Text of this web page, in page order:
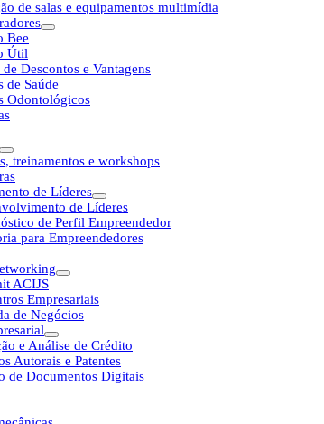
de salas e equipamentos multimídia
Bee
Útil
Descontos e Vantagens
de Saúde
Odontológicos
treinamentos e workshops
de Líderes
de Líderes
de Perfil Empreendedor
para Empreendedores
ACIJS
Empresariais
de Negócios
e Análise de Crédito
Autorais e Patentes
de Documentos Digitais